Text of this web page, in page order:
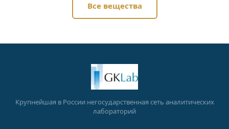
Все вещества
Крупнейшая в России негосударственная сеть аналитических
лабораторий